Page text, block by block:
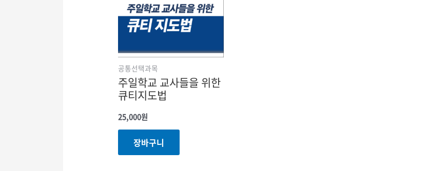
공통선택과목
주일학교 교사들을 위한
큐티지도법
25,000원
장바구니